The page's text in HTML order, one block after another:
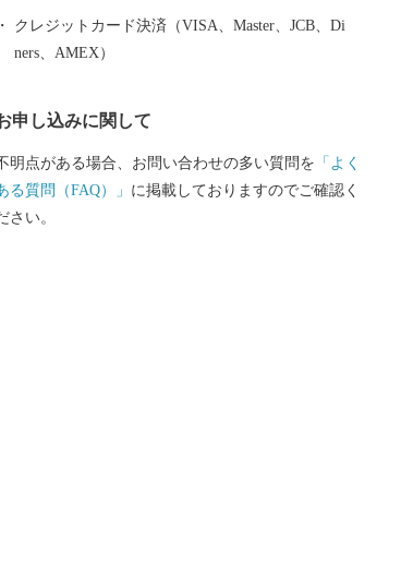
り、多くの来園者で賑わっています。
クレジットカード決済（VISA、Master、JCB、Di
ners、AMEX）
申し込みに関して
明点がある場合、お問い合わせの多い質問を 「よく
る質問（FAQ）」 に掲載しておりますのでご確認く
さい。